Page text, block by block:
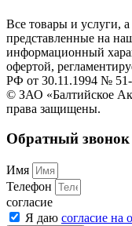
Все товары и услуги,
представленные на
информационный
офертой,
РФ от 30.11.1994 №
© ЗАО «Балтийское
права защищены.
Обратный звонок
Имя
Телефон
согласие
Я даю согласие на